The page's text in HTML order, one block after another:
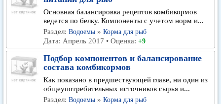
Основная балансировка рецептов комбикормов
ведется по белку. Компоненты с учетом норм и...
Раздел: Водоемы » Корма для рыб
Дата: Апрель 2017 • Оценка: +9
Подбор компонентов и балансирование
состава комбикормов
Как показано в предшествующей главе, ни один из
общеупотребительных источников сырья и...
Раздел: Водоемы » Корма для рыб